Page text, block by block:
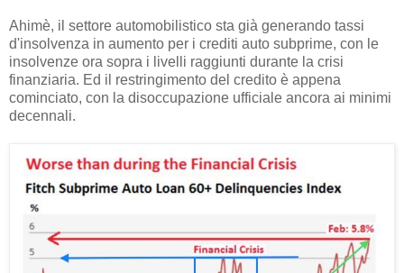
Ahimè, il settore automobilistico sta già generando tassi
d'insolvenza in aumento per i crediti auto subprime, con le
insolvenze ora sopra i livelli raggiunti durante la crisi
finanziaria. Ed il restringimento del credito è appena
cominciato, con la disoccupazione ufficiale ancora ai minimi
decennali.